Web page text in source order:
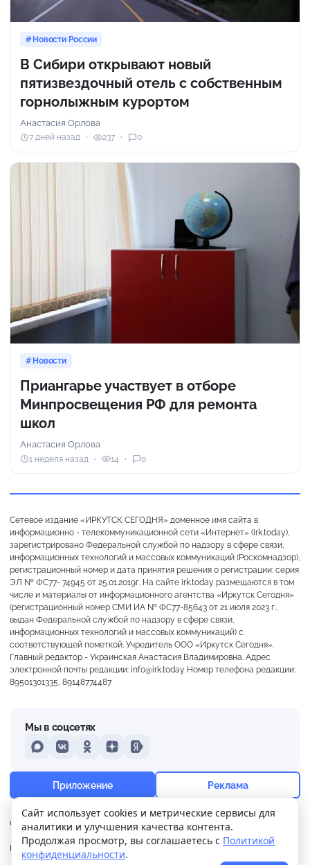
+17° Ощущается как +17
6 м/с 757 мм 99%
Новости России
В Сибири открывают новый
пятизвездочный отель с собственным
горнолыжным курортом
Анастасия Орлова
7 дней назад 237 0
Новости
Приангарье участвует в отборе
Минпросвещения РФ для ремонта
школ
Анастасия Орлова
1 неделя назад 14 0
Сетевое издание «ИРКУТСК СЕГОДНЯ» доменное имя сайта в
информационно - телекоммуникационной сети «Интернет» (irk.today),
зарегистрировано Федеральной службой по надзору в сфере связи,
информационных технологий и массовых коммуникаций (Роскомнадзор),
регистрационный номер и дата принятия решения о регистрации: серия
ЭЛ № ФС77- 74945 от 25.01.2019г. На сайте irk.today размещаются в том
числе и материалы от информационного агентства «Иркутск Сегодня»
(регистрационный номер СМИ ИА № ФС77-85643 от 21 июля 2023 г.,
выдан Федеральной службой по надзору в сфере связи,
информационных технологий и массовых коммуникаций) с
соответствующей пометкой. Учредитель ООО «Иркутск Сегодня».
Главный редактор - Украинская Анастасия Владимировна. Адрес
электронной почты редакции: info@irk.today Номер телефона редакции:
89501301335, 89148774487
О нас Контакты Прислать новость
Реклама
Политика
конфиденциальности
Мы в соцсетях
MAXVKontakteOdnoklassniki
DzenYandex
Приложение Реклама
Сайт использует cookies и метрические сервисы для
аналитики и улучшения качества контента.
Продолжая просмотр, вы соглашаетесь с Политикой
конфиденциальности.